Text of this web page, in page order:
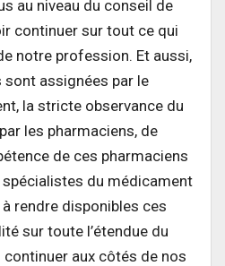
au niveau du conseil de
continuer sur tout ce qui
notre profession. Et aussi,
assignées par le
la stricte observance du
les pharmaciens, de
de ces pharmaciens
du médicament
rendre disponibles ces
sur toute l’étendue du
aux côtés de nos